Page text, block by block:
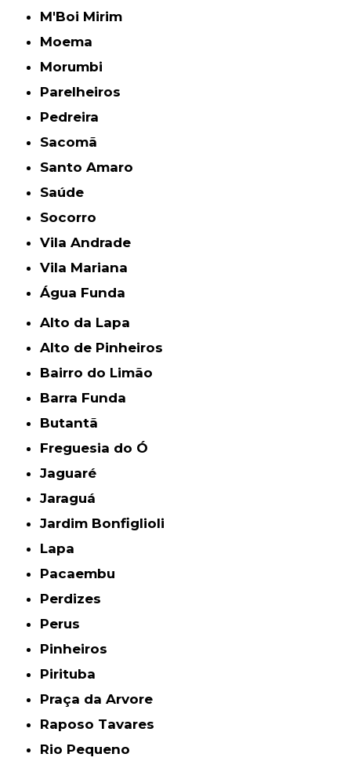
M'Boi Mirim
Moema
Morumbi
Parelheiros
Pedreira
Sacomã
Santo Amaro
Saúde
Socorro
Vila Andrade
Vila Mariana
Água Funda
Alto da Lapa
Alto de Pinheiros
Bairro do Limão
Barra Funda
Butantã
Freguesia do Ó
Jaguaré
Jaraguá
Jardim Bonfiglioli
Lapa
Pacaembu
Perdizes
Perus
Pinheiros
Pirituba
Praça da Arvore
Raposo Tavares
Rio Pequeno